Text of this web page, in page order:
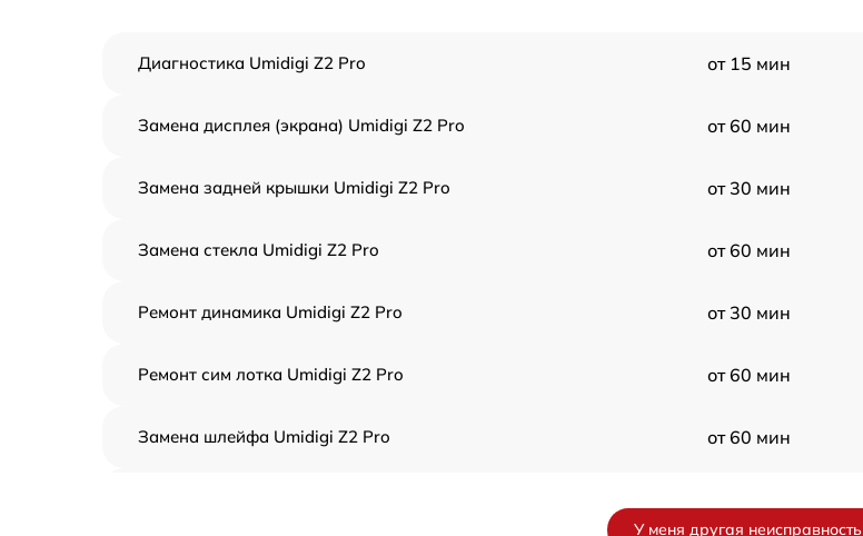
Диагностика Umidigi Z2 Pro от 15 мин
Замена дисплея (экрана) Umidigi Z2 Pro от 60 мин
Замена задней крышки Umidigi Z2 Pro от 30 мин
Замена стекла Umidigi Z2 Pro от 60 мин
Ремонт динамика Umidigi Z2 Pro от 30 мин
Ремонт сим лотка Umidigi Z2 Pro от 60 мин
Замена шлейфа Umidigi Z2 Pro от 60 мин
У меня другая неисправность